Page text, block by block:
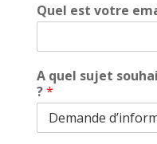
Quel est votre
A quel sujet
?*